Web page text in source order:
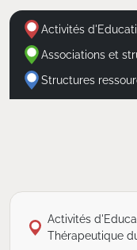
Activités
Associations et
Structures
Activités
Thérapeutique